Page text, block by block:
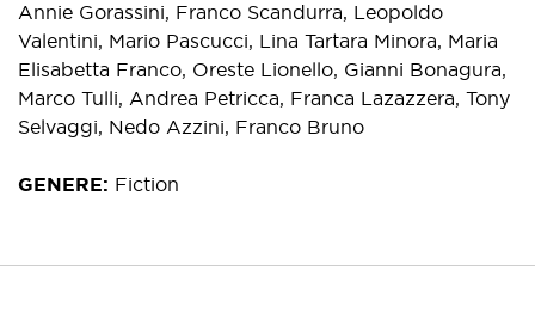
Annie Gorassini, Franco Scandurra, Leopoldo
Valentini, Mario Pascucci, Lina Tartara Minora, Maria
Elisabetta Franco, Oreste Lionello, Gianni Bonagura,
Marco Tulli, Andrea Petricca, Franca Lazazzera, Tony
Selvaggi, Nedo Azzini, Franco Bruno
GENERE Fiction